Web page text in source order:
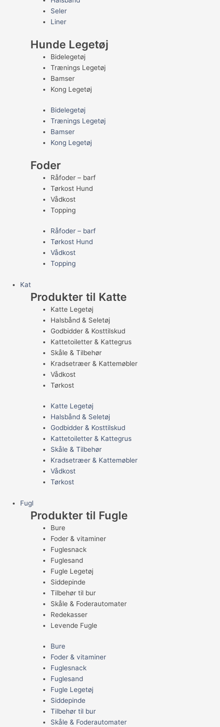
Seler
Liner
Hunde Legetøj
Bidelegetøj
Trænings Legetøj
Bamser
Kong Legetøj
Bidelegetøj
Trænings Legetøj
Bamser
Kong Legetøj
Foder
Råfoder – barf
Tørkost Hund
Vådkost
Topping
Råfoder – barf
Tørkost Hund
Vådkost
Topping
Kat
Produkter til Katte
Katte Legetøj
Halsbånd & Seletøj
Godbidder & Kosttilskud
Kattetoiletter & Kattegrus
Skåle & Tilbehør
Kradsetræer & Kattemøbler
Vådkost
Tørkost
Katte Legetøj
Halsbånd & Seletøj
Godbidder & Kosttilskud
Kattetoiletter & Kattegrus
Skåle & Tilbehør
Kradsetræer & Kattemøbler
Vådkost
Tørkost
Fugl
Produkter til Fugle
Bure
Foder & vitaminer
Fuglesnack
Fuglesand
Fugle Legetøj
Siddepinde
Tilbehør til bur
Skåle & Foderautomater
Redekasser
Levende Fugle
Bure
Foder & vitaminer
Fuglesnack
Fuglesand
Fugle Legetøj
Siddepinde
Tilbehør til bur
Skåle & Foderautomater